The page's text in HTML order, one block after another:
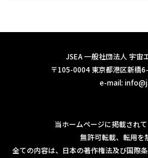
JSEA 一般社団法人 宇宙
〒105-0004 東京都港区新橋
e-mail:
当ホームページに掲載され
無許可転載、転用を
全ての内容は、日本の著作権法及び国際